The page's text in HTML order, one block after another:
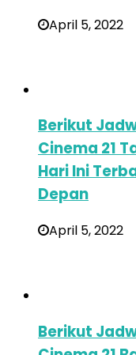
April 5, 2022
Berikut
Cinema 21
Hari Ini
Depan
April 5, 2022
Berikut